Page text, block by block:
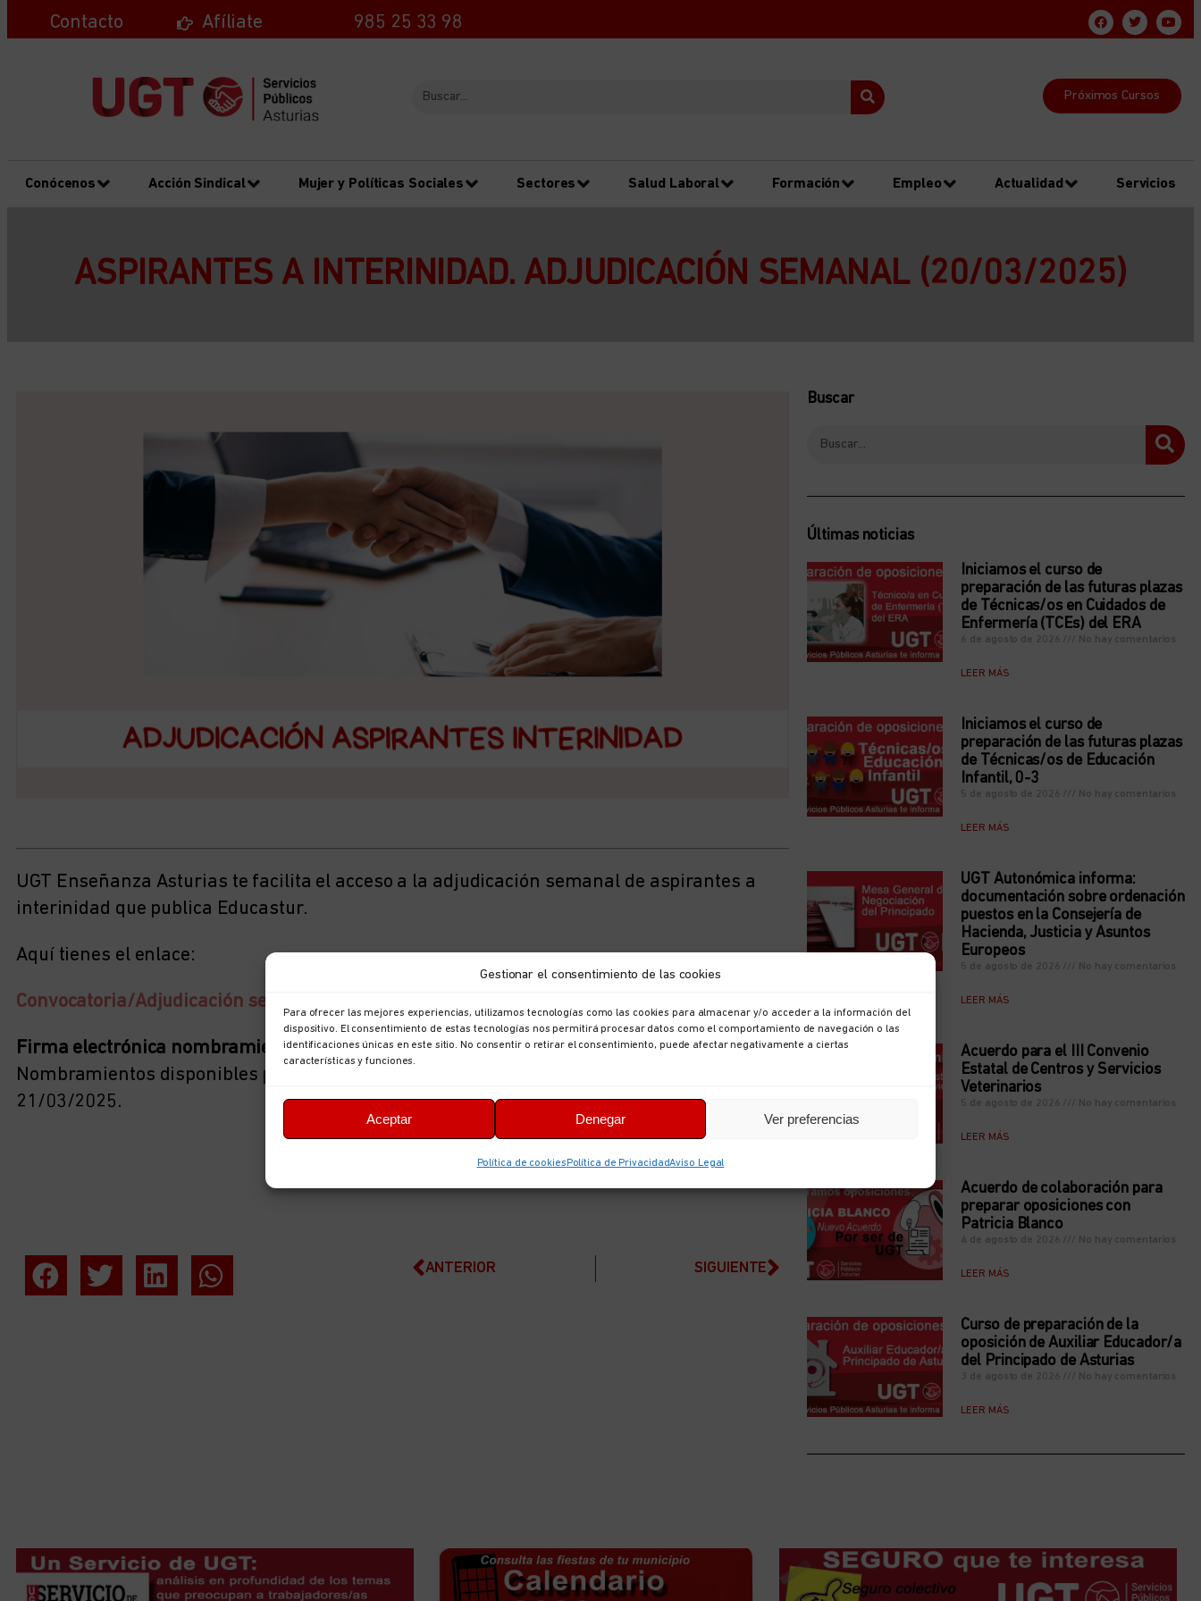
Gestionar el consentimiento de las cookies
Para ofrecer las mejores experiencias, utilizamos tecnologías como las cookies para almacenar y/o acceder a la información del
dispositivo. El consentimiento de estas tecnologías nos permitirá procesar datos como el comportamiento de navegación o las
identificaciones únicas en este sitio. No consentir o retirar el consentimiento, puede afectar negativamente a ciertas
características y funciones.
Aceptar Denegar Ver preferencias
Política de cookies Política de PrivacidadAviso Legal
Contacto Afíliate 985 25 33 98
Próximos Cursos
Conócenos Acción Sindical Mujer y Políticas Sociales Sectores Salud Laboral Formación Empleo Actualidad Servicios
ASPIRANTES A INTERINIDAD. ADJUDICACIÓN SEMANAL (20/03/2025)
UGT Enseñanza Asturias te facilita el acceso a la adjudicación semanal de aspirantes a
interinidad que publica Educastur.
Aquí tienes el enlace:
Convocatoria/Adjudicación semanal de aspirantes a interinidad
Firma electrónica nombramientos personal interino
Nombramientos disponibles para la firma electrónica hasta las 08:00 h de la mañana del
21/03/2025.
ANTERIOR SIGUIENTE
Buscar
Últimas noticias
Iniciamos el curso de
preparación de las futuras plazas
de Técnicas/os en Cuidados de
Enfermería (TCEs) del ERA
6 de agosto de 2026 No hay comentarios
LEER MÁS
Iniciamos el curso de
preparación de las futuras plazas
de Técnicas/os de Educación
Infantil, 0-3
5 de agosto de 2026 No hay comentarios
LEER MÁS
UGT Autonómica informa:
documentación sobre ordenación
puestos en la Consejería de
Hacienda, Justicia y Asuntos
Europeos
5 de agosto de 2026 No hay comentarios
LEER MÁS
Acuerdo para el III Convenio
Estatal de Centros y Servicios
Veterinarios
5 de agosto de 2026 No hay comentarios
LEER MÁS
Acuerdo de colaboración para
preparar oposiciones con
Patricia Blanco
4 de agosto de 2026 No hay comentarios
LEER MÁS
Curso de preparación de la
oposición de Auxiliar Educador/a
del Principado de Asturias
3 de agosto de 2026 No hay comentarios
LEER MÁS